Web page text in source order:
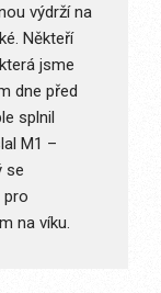
výdrží na
Někteří
jsme
dne před
splnil
M1 –
se
pro
na víku.